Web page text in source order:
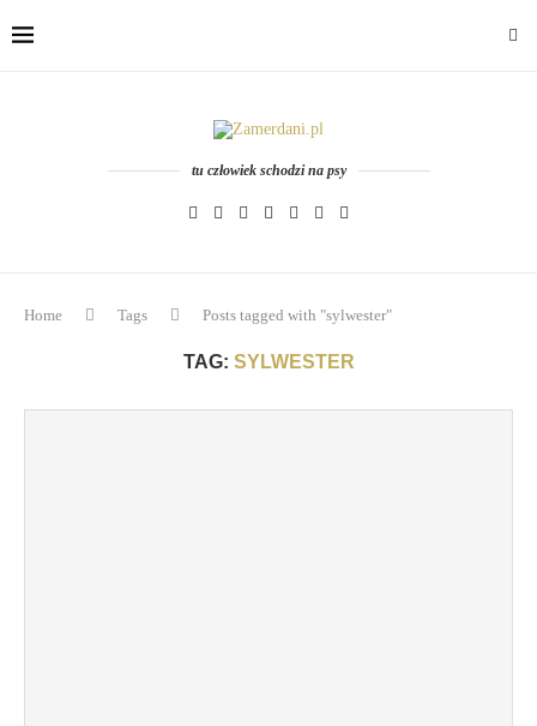
tu człowiek schodzi na psy
Home Tags Posts tagged with "sylwester"
TAG: SYLWESTER